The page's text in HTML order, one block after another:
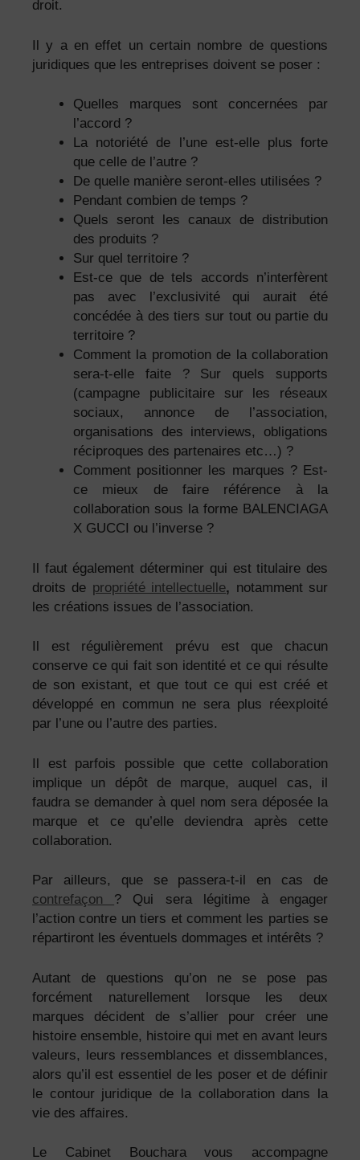
droit.
Il y a en effet un certain nombre de questions
juridiques que les entreprises doivent se poser :
Quelles marques sont concernées par
l’accord ?
La notoriété de l’une est-elle plus forte
que celle de l’autre ?
De quelle manière seront-elles utilisées ?
Pendant combien de temps ?
Quels seront les canaux de distribution
des produits ?
Sur quel territoire ?
Est-ce que de tels accords n’interfèrent
pas avec l’exclusivité qui aurait été
concédée à des tiers sur tout ou partie du
territoire ?
Comment la promotion de la collaboration
sera-t-elle faite ? Sur quels supports
(campagne publicitaire sur les réseaux
sociaux, annonce de l’association,
organisations des interviews, obligations
réciproques des partenaires etc…) ?
Comment positionner les marques ? Est-
ce mieux de faire référence à la
collaboration sous la forme BALENCIAGA
X GUCCI ou l’inverse ?
Il faut également déterminer qui est titulaire des
droits de propriété intellectuelle, notamment sur
les créations issues de l’association.
Il est régulièrement prévu est que chacun
conserve ce qui fait son identité et ce qui résulte
de son existant, et que tout ce qui est créé et
développé en commun ne sera plus réexploité
par l’une ou l’autre des parties.
Il est parfois possible que cette collaboration
implique un dépôt de marque, auquel cas, il
faudra se demander à quel nom sera déposée la
marque et ce qu’elle deviendra après cette
collaboration.
Par ailleurs, que se passera-t-il en cas de
contrefaçon ? Qui sera légitime à engager
l’action contre un tiers et comment les parties se
répartiront les éventuels dommages et intérêts ?
Autant de questions qu’on ne se pose pas
forcément naturellement lorsque les deux
marques décident de s’allier pour créer une
histoire ensemble, histoire qui met en avant leurs
valeurs, leurs ressemblances et dissemblances,
alors qu’il est essentiel de les poser et de définir
le contour juridique de la collaboration dans la
vie des affaires.
Le Cabinet Bouchara vous accompagne